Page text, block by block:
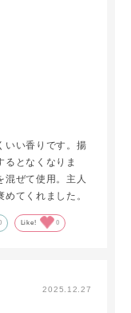
いい香りです。揚
るとなくなりま
混ぜて使用。主人
てくれました。
Like! 0
2025.12.27